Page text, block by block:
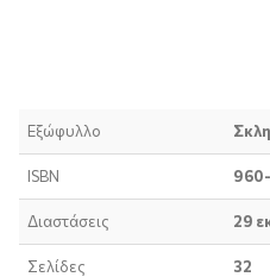
Εξώφυλλο
ISBN
Διαστάσεις 29
Σελίδες 32